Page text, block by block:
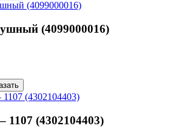
(4099000016)
1107 (4302104403)